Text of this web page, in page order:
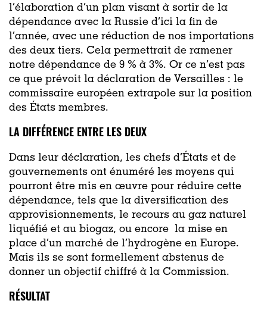
l’élaboration d’un plan visant à sortir de la
dépendance avec la Russie d’ici la fin de
l’année, avec une réduction de nos importations
des deux tiers. Cela permettrait de ramener
notre dépendance de 9 % à 3%. Or ce n’est pas
ce que prévoit la déclaration de Versailles : le
commissaire européen extrapole sur la position
des États membres.
LA DIFFÉRENCE ENTRE LES DEUX
Dans leur déclaration, les chefs d’États et de
gouvernements ont énuméré les moyens qui
pourront être mis en œuvre pour réduire cette
dépendance, tels que la diversification des
approvisionnements, le recours au gaz naturel
liquéfié et au biogaz, ou encore la mise en
place d’un marché de l’hydrogène en Europe.
Mais ils se sont formellement abstenus de
donner un objectif chiffré à la Commission.
RÉSULTAT